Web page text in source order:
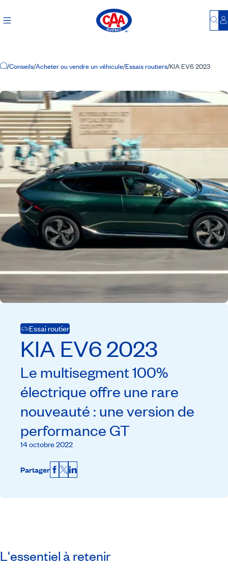
Accueil
/Conseils/Acheter ou vendre un véhicule/Essais routiers/KIA EV6 2023
Essai routier
KIA EV62023
Le multisegment 100%
électrique offre une rare
nouveauté : une version de
performance GT
14 octobre 2022
Partager Facebook
X LinkedIn
L'essentiel à retenir